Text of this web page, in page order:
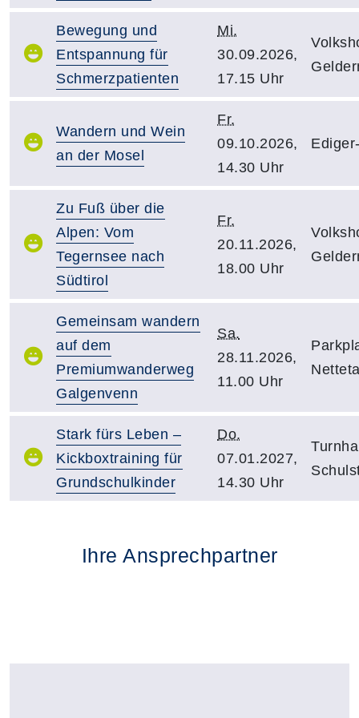
Bewegung und
Entspannung für
Schmerzpatienten
Mi.
30.09.2026,
17.15 Uhr
Wandern und Wein
an der Mosel
Fr.
09.10.2026,
14.30 Uhr
Zu Fuß über die
Alpen: Vom
Tegernsee nach
Südtirol
Fr.
20.11.2026,
18.00 Uhr
Gemeinsam wandern
auf dem
Premiumwanderweg
Galgenvenn
Sa.
28.11.2026,
11.00 Uhr
Stark fürs Leben –
Kickboxtraining für
Grundschulkinder
Do.
07.01.2027,
14.30 Uhr
Ihre Ansprechpartner